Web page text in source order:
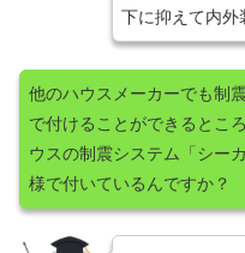
下に抑えて内外
他のハウスメーカーでも制
で付けることができるとこ
ウスの制震システム「シー
様で付いているんですか？